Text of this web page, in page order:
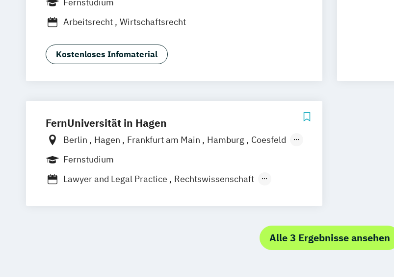
Frankfurt am Main Hamm Zürich
Arbeitsrecht
Wirtschaftsrecht
Kostenloses Infomaterial
FernUniversität in Hagen
Berlin Hagen Frankfurt am Main Hamburg
Coesfeld
Hannover
Fernstudium
Lawyer and Legal Practice
Rechtswissenschaft
Alle 3 Ergebnisse ansehen